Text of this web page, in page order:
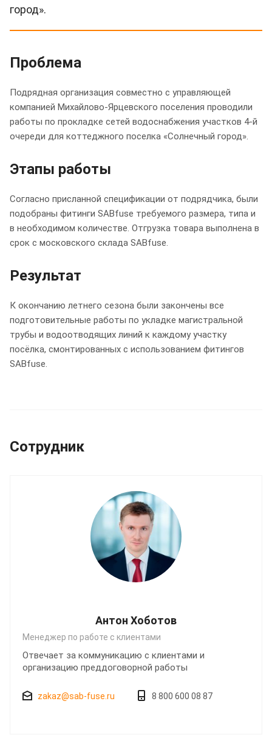
город».
Проблема
Подрядная организация совместно с управляющей
компанией Михайлово-Ярцевского поселения проводили
работы по прокладке сетей водоснабжения участков 4-й
очереди для коттеджного поселка «Солнечный город».
Этапы работы
Согласно присланной спецификации от подрядчика, были
подобраны фитинги SABfuse требуемого размера, типа и
в необходимом количестве. Отгрузка товара выполнена в
срок с московского склада SABfuse.
Результат
К окончанию летнего сезона были закончены все
подготовительные работы по укладке магистральной
трубы и водоотводящих линий к каждому участку
посёлка, смонтированных с использованием фитингов
SABfuse.
Сотрудник
Антон Хоботов
Менеджер по работе с клиентами
Отвечает за коммуникацию с клиентами и
организацию преддоговорной работы
zakaz@sab-fuse.ru 8 800 600 08 87